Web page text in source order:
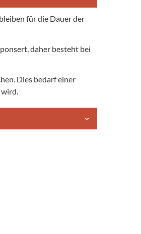
für die Dauer der
daher besteht bei
Dies bedarf einer
wird.